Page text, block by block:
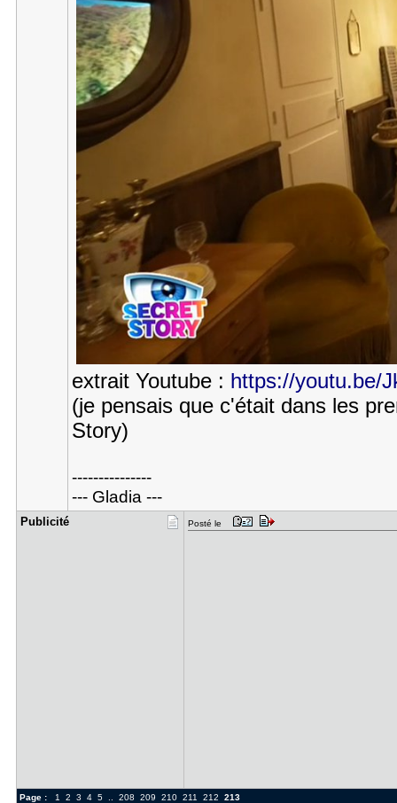
extrait Youtube : https://youtu.be/
(je pensais que c'était dans les
Story)
---------------
--- Gladia ---
Publicité Posté le
Page : 1 2 3 4 5.. 208 209 210 211 212 213